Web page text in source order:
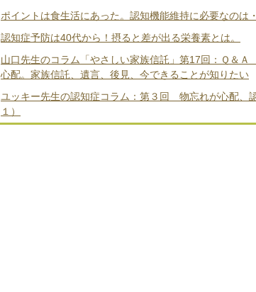
ポイントは食生活にあった。認知機能維持に必要なのは
認知症予防は40代から！摂ると差が出る栄養素とは。
山口先生のコラム「やさしい家族信託」第17回：Ｑ＆
心配。家族信託、遺言、後見、今できることが知りたい
ユッキー先生の認知症コラム：第３回 物忘れが心配、
１）